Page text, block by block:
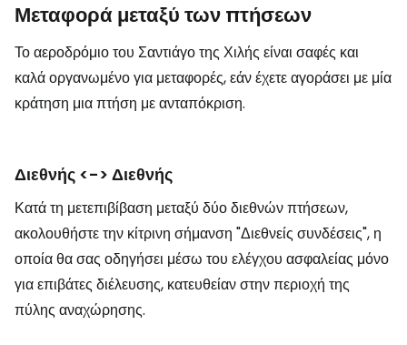
Μεταφορά μεταξύ των πτήσεων
Το αεροδρόμιο του Σαντιάγο της Χιλής είναι σαφές και
καλά οργανωμένο για μεταφορές, εάν έχετε αγοράσει με μία
κράτηση μια πτήση με ανταπόκριση.
Διεθνής <-> Διεθνής
Κατά τη μετεπιβίβαση μεταξύ δύο διεθνών πτήσεων,
ακολουθήστε την κίτρινη σήμανση "Διεθνείς συνδέσεις", η
οποία θα σας οδηγήσει μέσω του ελέγχου ασφαλείας μόνο
για επιβάτες διέλευσης, κατευθείαν στην περιοχή της
πύλης αναχώρησης.